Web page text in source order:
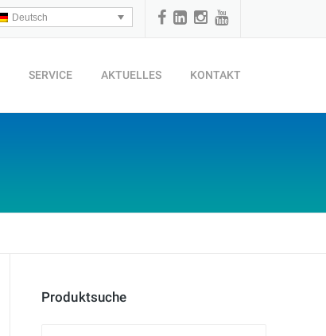
Deutsch
SERVICE AKTUELLES KONTAKT
Produktsuche